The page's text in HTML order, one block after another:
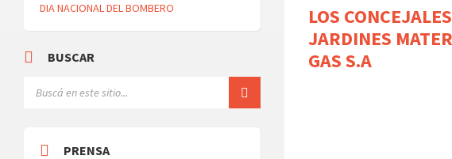
LOS
JARDINES
GAS S.A
DIA NACIONAL DEL BOMBERO
BUSCAR
PRENSA